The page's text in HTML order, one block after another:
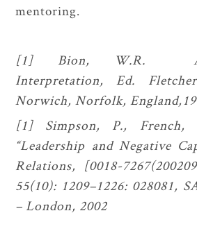
mentoring.
[1] Bion, W.R.
Interpretation, Ed.
Norwich, Norfolk,
[1] Simpson, P., French,
“Leadership and Negative
Relations, [0018-
55(10): 1209–1226: 028081,
– London, 2002